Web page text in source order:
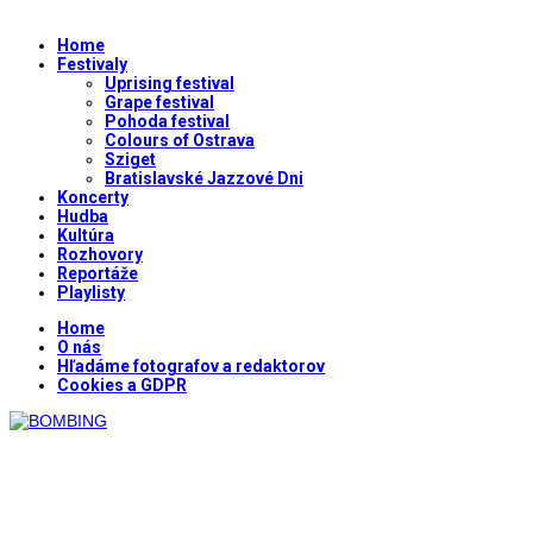
Home
Festivaly
Uprising festival
Grape festival
Pohoda festival
Colours of Ostrava
Sziget
Bratislavské Jazzové Dni
Koncerty
Hudba
Kultúra
Rozhovory
Reportáže
Playlisty
Home
O nás
Hľadáme fotografov a redaktorov
Cookies a GDPR